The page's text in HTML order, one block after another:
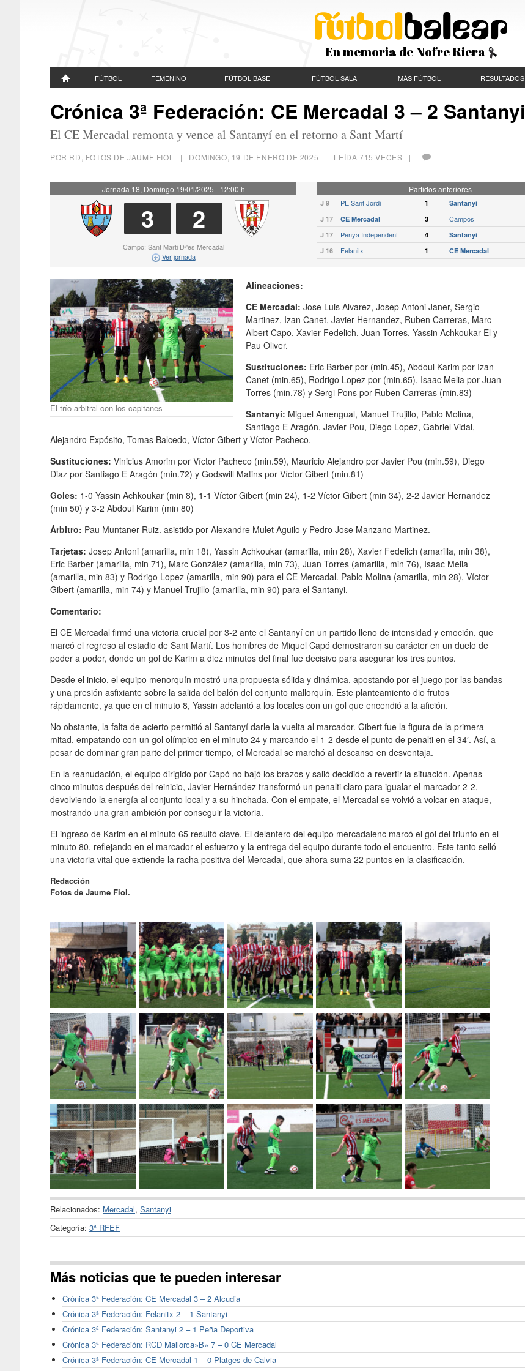
En memoria de Nofre Riera
FÚTBOL FEMENINO FÚTBOL BASE FÚTBOL SALA MÁS FÚTBOL RESULTADOS
Crónica 3ª Federación: CE Mercadal 3 – 2 Santanyi
El CE Mercadal remonta y vence al Santanyí en el retorno a Sant Martí
POR RD, FOTOS DE JAUME FIOL | DOMINGO, 19 DE ENERO DE 2025 | LEÍDA 715 VECES |
Jornada 18, Domingo 19/01/2025 - 12:00 h
3 2
Campo: Sant Marti D\'es Mercadal
Ver jornada
Partidos anteriores
J 9 PE Sant Jordi 1 Santanyi
J 17
CE Mercadal 3 Campos
J 17
Penya Independent 4 Santanyi
J 16
Felanitx 1 CE Mercadal
El trío arbitral con los capitanes
Alineaciones:
CE Mercadal: Jose Luis Alvarez, Josep Antoni Janer, Sergio
Martinez, Izan Canet, Javier Hernandez, Ruben Carreras, Marc
Albert Capo, Xavier Fedelich, Juan Torres, Yassin Achkoukar El y
Pau Oliver.
Sustituciones: Eric Barber por (min.45), Abdoul Karim por Izan
Canet (min.65), Rodrigo Lopez por (min.65), Isaac Melia por Juan
Torres (min.78) y Sergi Pons por Ruben Carreras (min.83)
Santanyi: Miguel Amengual, Manuel Trujillo, Pablo Molina,
Santiago E Aragón, Javier Pou, Diego Lopez, Gabriel Vidal,
Alejandro Expósito, Tomas Balcedo, Víctor Gibert y Víctor Pacheco.
Sustituciones: Vinicius Amorim por Víctor Pacheco (min.59), Mauricio Alejandro por Javier Pou (min.59), Diego
Diaz por Santiago E Aragón (min.72) y Godswill Matins por Víctor Gibert (min.81)
Goles: 1-0 Yassin Achkoukar (min 8), 1-1 Víctor Gibert (min 24), 1-2 Víctor Gibert (min 34), 2-2 Javier Hernandez
(min 50) y 3-2 Abdoul Karim (min 80)
Árbitro: Pau Muntaner Ruiz. asistido por Alexandre Mulet Aguilo y Pedro Jose Manzano Martinez.
Tarjetas: Josep Antoni (amarilla, min 18), Yassin Achkoukar (amarilla, min 28), Xavier Fedelich (amarilla, min 38),
Eric Barber (amarilla, min 71), Marc González (amarilla, min 73), Juan Torres (amarilla, min 76), Isaac Melia
(amarilla, min 83) y Rodrigo Lopez (amarilla, min 90) para el CE Mercadal. Pablo Molina (amarilla, min 28), Víctor
Gibert (amarilla, min 74) y Manuel Trujillo (amarilla, min 90) para el Santanyi.
Comentario:
El CE Mercadal firmó una victoria crucial por 3-2 ante el Santanyí en un partido lleno de intensidad y emoción, que
marcó el regreso al estadio de Sant Martí. Los hombres de Miquel Capó demostraron su carácter en un duelo de
poder a poder, donde un gol de Karim a diez minutos del final fue decisivo para asegurar los tres puntos.
Desde el inicio, el equipo menorquín mostró una propuesta sólida y dinámica, apostando por el juego por las bandas
y una presión asfixiante sobre la salida del balón del conjunto mallorquín. Este planteamiento dio frutos
rápidamente, ya que en el minuto 8, Yassin adelantó a los locales con un gol que encendió a la afición.
No obstante, la falta de acierto permitió al Santanyí darle la vuelta al marcador. Gibert fue la figura de la primera
mitad, empatando con un gol olímpico en el minuto 24 y marcando el 1-2 desde el punto de penalti en el 34′. Así, a
pesar de dominar gran parte del primer tiempo, el Mercadal se marchó al descanso en desventaja.
En la reanudación, el equipo dirigido por Capó no bajó los brazos y salió decidido a revertir la situación. Apenas
cinco minutos después del reinicio, Javier Hernández transformó un penalti claro para igualar el marcador 2-2,
devolviendo la energía al conjunto local y a su hinchada. Con el empate, el Mercadal se volvió a volcar en ataque,
mostrando una gran ambición por conseguir la victoria.
El ingreso de Karim en el minuto 65 resultó clave. El delantero del equipo mercadalenc marcó el gol del triunfo en el
minuto 80, reflejando en el marcador el esfuerzo y la entrega del equipo durante todo el encuentro. Este tanto selló
una victoria vital que extiende la racha positiva del Mercadal, que ahora suma 22 puntos en la clasificación.
Redacción
Fotos de Jaume Fiol.
Relacionados: Mercadal, Santanyi
Categoría: 3ª RFEF
Más noticias que te pueden interesar
Crónica 3ª Federación: CE Mercadal 3 – 2 Alcudia
Crónica 3ª Federación: Felanitx 2 – 1 Santanyi
Crónica 3ª Federación: Santanyi 2 – 1 Peña Deportiva
Crónica 3ª Federación: RCD Mallorca»B» 7 – 0 CE Mercadal
Crónica 3ª Federación: CE Mercadal 1 – 0 Platges de Calvia